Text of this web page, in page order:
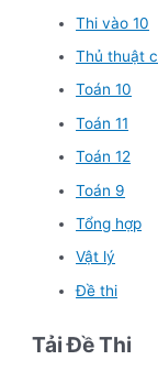
Thi vào 10
Thủ thuật
Toán 10
Toán 11
Toán 12
Toán 9
Tổng hợp
Vật lý
Đề thi
Tải Đề Thi